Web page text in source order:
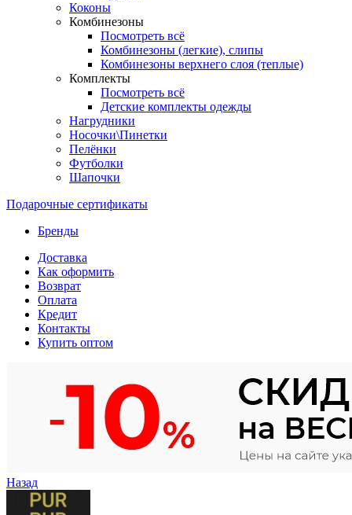
Коконы
Комбинезоны
Посмотреть всё
Комбинезоны (легкие), слипы
Комбинезоны верхнего слоя (теплые)
Комплекты
Посмотреть всё
Детские комплекты одежды
Нагрудники
Носочки\Пинетки
Пелёнки
Футболки
Шапочки
Подарочные сертификаты
Бренды
Доставка
Как оформить
Возврат
Оплата
Кредит
Контакты
Купить оптом
Назад